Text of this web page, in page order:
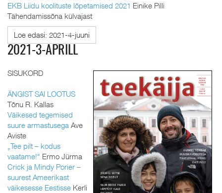
EKB Liidu koolituste lõpetamised 2021 Einike Pilli
Tähendamissõna külvajast
Loe edasi: 2021-4-juuni
2021-3-APRILL
SISUKORD
ÄNGIST SAI LOOTUS
Tõnu R. Kallas
Väikesed tegemised
suure armastusega Ave
Aviste
„Tee pilt – kodus
vaatame!“ Ermo Jürma
Crick ja Mindy Porier –
suurest Ameerikast
väikesesse Eestisse Kerli